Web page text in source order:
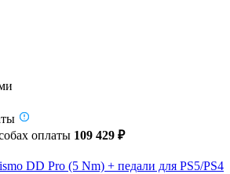
оплаты 109 429 ₽
DD Pro (5 Nm) + педали для PS5/PS4